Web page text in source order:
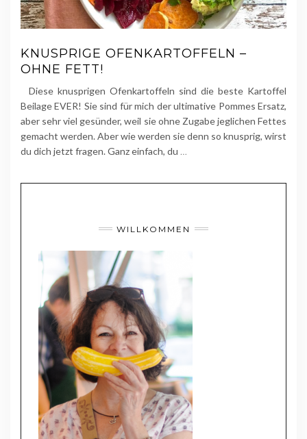
KNUSPRIGE OFENKARTOFFELN –
OHNE FETT!
Diese knusprigen Ofenkartoffeln sind die beste Kartoffel
Beilage EVER! Sie sind für mich der ultimative Pommes Ersatz,
aber sehr viel gesünder, weil sie ohne Zugabe jeglichen Fettes
gemacht werden. Aber wie werden sie denn so knusprig, wirst
du dich jetzt fragen. Ganz einfach, du …
WILLKOMMEN